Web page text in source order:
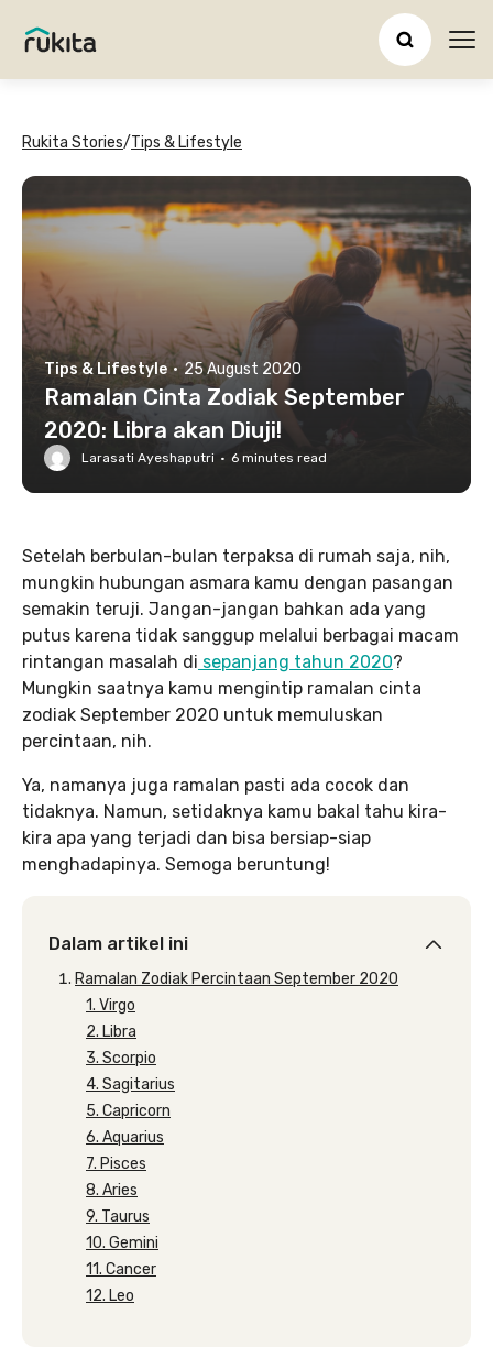
Rukita Stories/Tips & Lifestyle
Tips & Lifestyle · 25 August 2020
Ramalan Cinta Zodiak September
2020: Libra akan Diuji!
Larasati Ayeshaputri · 6 minutes read
Setelah berbulan-bulan terpaksa di rumah saja, nih,
mungkin hubungan asmara kamu dengan pasangan
semakin teruji. Jangan-jangan bahkan ada yang
putus karena tidak sanggup melalui berbagai macam
rintangan masalah di sepanjang tahun 2020?
Mungkin saatnya kamu mengintip ramalan cinta
zodiak September 2020 untuk memuluskan
percintaan, nih.
Ya, namanya juga ramalan pasti ada cocok dan
tidaknya. Namun, setidaknya kamu bakal tahu kira-
kira apa yang terjadi dan bisa bersiap-siap
menghadapinya. Semoga beruntung!
Dalam artikel ini
Ramalan Zodiak Percintaan September 2020
1. Virgo
2. Libra
3. Scorpio
4. Sagitarius
5. Capricorn
6. Aquarius
7. Pisces
8. Aries
9. Taurus
10. Gemini
11. Cancer
12. Leo